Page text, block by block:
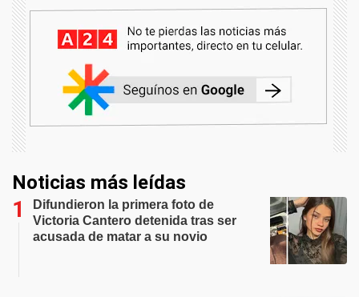
Noticias más leídas
Difundieron la primera foto de
Victoria Cantero detenida tras ser
acusada de matar a su novio